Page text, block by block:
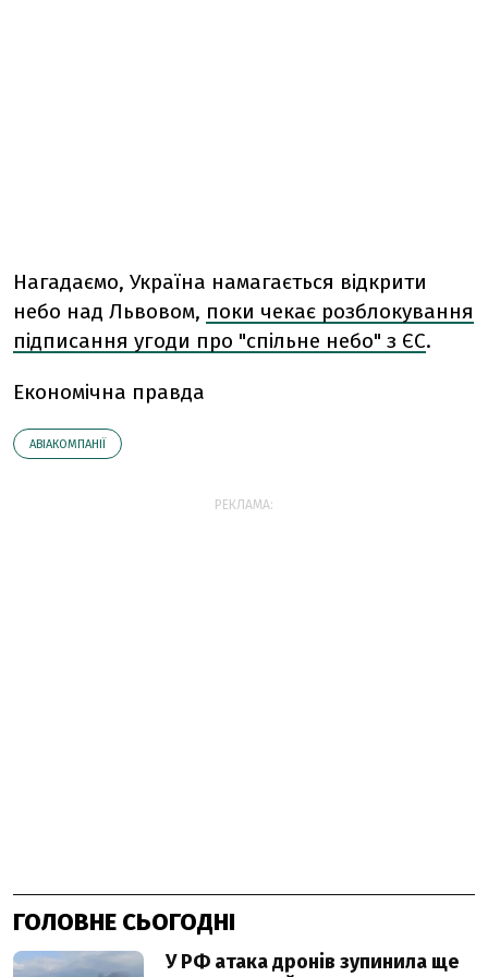
Нагадаємо, Україна намагається відкрити
небо над Львовом, поки чекає розблокування
підписання угоди про "спільне небо" з ЄС.
Економічна правда
АВІАКОМПАНІЇ
РЕКЛАМА:
ГОЛОВНЕ СЬОГОДНІ
У РФ атака дронів зупинила ще